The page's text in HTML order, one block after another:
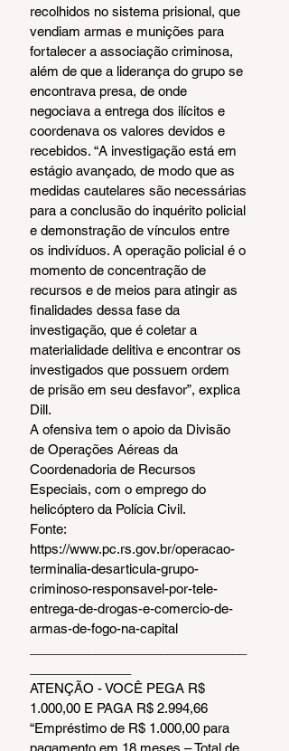
recolhidos no sistema prisional, que
vendiam armas e munições para
fortalecer a associação criminosa,
além de que a liderança do grupo se
encontrava presa, de onde
negociava a entrega dos ilícitos e
coordenava os valores devidos e
recebidos. “A investigação está em
estágio avançado, de modo que as
medidas cautelares são necessárias
para a conclusão do inquérito policial
e demonstração de vínculos entre
os indivíduos. A operação policial é o
momento de concentração de
recursos e de meios para atingir as
finalidades dessa fase da
investigação, que é coletar a
materialidade delitiva e encontrar os
investigados que possuem ordem
de prisão em seu desfavor”, explica
Dill.
A ofensiva tem o apoio da Divisão
de Operações Aéreas da
Coordenadoria de Recursos
Especiais, com o emprego do
helicóptero da Polícia Civil.
Fonte:
https://www.pc.rs.gov.br/operacao-
terminalia-desarticula-grupo-
criminoso-responsavel-por-tele-
entrega-de-drogas-e-comercio-de-
armas-de-fogo-na-capital
ATENÇÃO - VOCÊ PEGA R$
1.000,00 E PAGA R$ 2.994,66
“Empréstimo de R$ 1.000,00 para
pagamento em 18 meses – Total de